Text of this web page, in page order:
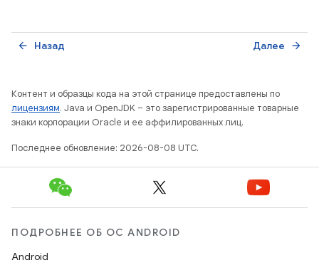
Назад
arrow_back Далее arrow_forward
Контент и образцы кода на этой странице предоставлены по
лицензиям. Java и OpenJDK – это зарегистрированные товарные
знаки корпорации Oracle и ее аффилированных лиц.
Последнее обновление: 2026-08-08 UTC.
ПОДРОБНЕЕ ОБ ОС ANDROID
Android